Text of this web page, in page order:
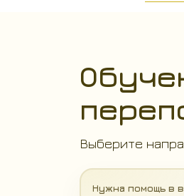
Выберите
Нужна помощь в